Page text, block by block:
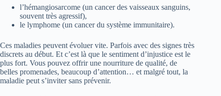
l’hémangiosarcome (un cancer des vaisseaux sanguins,
souvent très agressif),
le lymphome (un cancer du système immunitaire).
Ces maladies peuvent évoluer vite. Parfois avec des signes très
discrets au début. Et c’est là que le sentiment d’injustice est le
plus fort. Vous pouvez offrir une nourriture de qualité, de
belles promenades, beaucoup d’attention… et malgré tout, la
maladie peut s’inviter sans prévenir.